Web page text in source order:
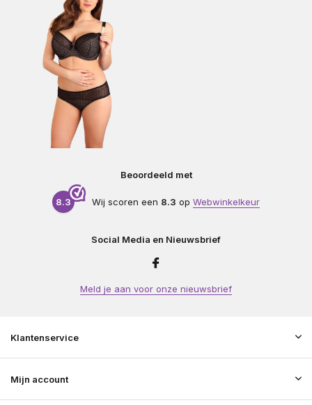
Beoordeeld met
8.3 Wij scoren een 8.3 op Webwinkelkeur
Social Media en Nieuwsbrief
Meld je aan voor onze nieuwsbrief
Klantenservice
Mijn account